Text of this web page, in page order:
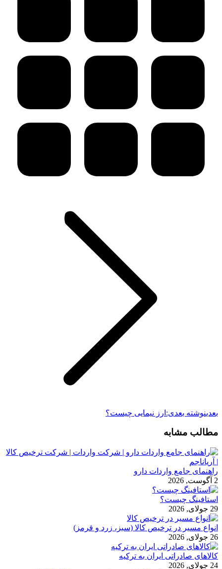
بعدینوشته بعدی: ارز نیمایی چیست؟
مطالب مشابه
راهنمای جامع واردات دارو
2 آگوست, 2026
استافینگ چیست؟
29 جولای, 2026
انواع مسیر در ترخیص کالا (سبز، زرد و قرمز)
26 جولای, 2026
کالاهای صادراتی ایران به ترکیه
24 جولای, 2026